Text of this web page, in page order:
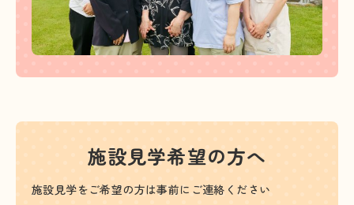
施設見学希望の方へ
施設見学をご希望の方は事前にご連絡ください